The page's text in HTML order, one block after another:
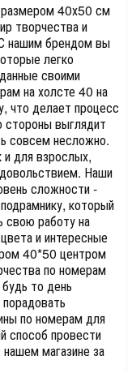
размером 40х50 см
творчества и
нашим брендом вы
легко
своими
на холсте 40 на
что делает процесс
стороны выглядит
совсем несложно.
и для взрослых,
Наши
сложности -
который
свою работу на
и интересные
40*50 центром
по номерам
то день
по номерам для
способ провести
магазине за